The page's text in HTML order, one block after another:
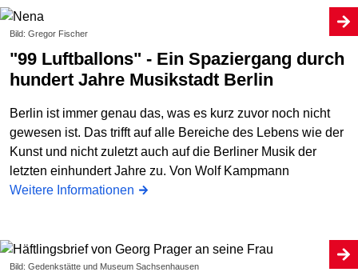
Bild: Gregor Fischer
"99 Luftballons" - Ein Spaziergang durch
hundert Jahre Musikstadt Berlin
Berlin ist immer genau das, was es kurz zuvor noch nicht
gewesen ist. Das trifft auf alle Bereiche des Lebens wie der
Kunst und nicht zuletzt auch auf die Berliner Musik der
letzten einhundert Jahre zu. Von Wolf Kampmann
Weitere Informationen
Bild: Gedenkstätte und Museum Sachsenhausen